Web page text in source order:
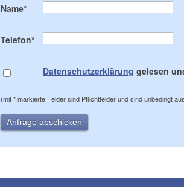
Name*
Telefon*
Datenschutzerklärung gelesen
(mit * markierte Felder sind Pflichtfelder und sind unbedingt